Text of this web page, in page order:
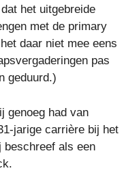
het uitgebreide
met de primary
daar niet mee eens
pas
geduurd.)
genoeg had van
jarige carrière bij het
beschreef als een